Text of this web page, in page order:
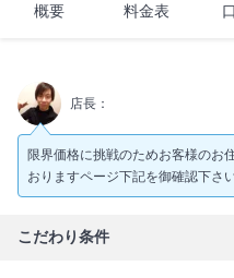
概要 料金表
店長：
限界価格に挑戦のためお客様のお
おりますページ下記を御確認下さ
こだわり条件